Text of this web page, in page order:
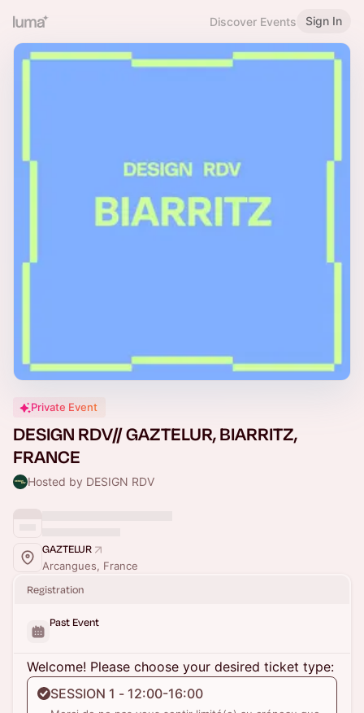
Discover Events Sign In
Private Event
DESIGN RDV// GAZTELUR, BIARRITZ,
FRANCE
Hosted by DESIGN RDV
GAZTELUR
Arcangues, France
Registration
Past Event
Welcome! Please choose your desired ticket type:
SESSION 1 - 12:00-16:00